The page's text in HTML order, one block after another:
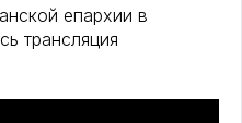
епархии в
трансляция